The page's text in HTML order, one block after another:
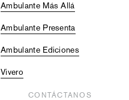
Ambulante Más Allá
Ambulante Presenta
Ambulante Ediciones
Vivero
CONTÁCTANOS